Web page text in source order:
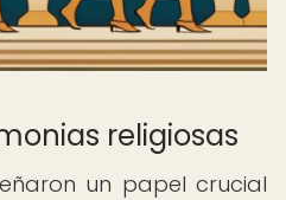
religiosas
un papel crucial